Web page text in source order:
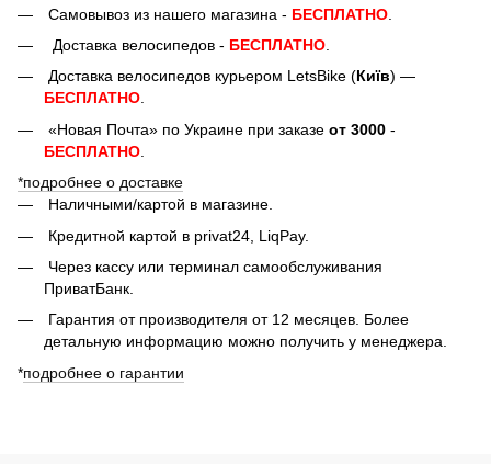
Самовывоз из нашего магазина - БЕСПЛАТНО
Доставка велосипедов - БЕСПЛАТНО
Доставка велосипедов курьером LetsBike (Київ) —
БЕСПЛАТНО.
«Новая Почта» по Украине при заказе от 3000 -
БЕСПЛАТНО
*подробнее о доставке
Наличными/картой в магазине.
Кредитной картой в privat24, LiqPay.
Через кассу или терминал самообслуживания
ПриватБанк.
Гарантия от производителя от 12 месяцев. Более
детальную информацию можно получить у менеджера.
*подробнее о гарантии